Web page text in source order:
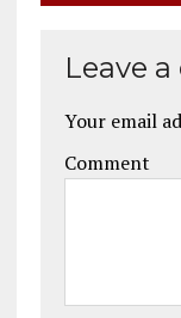
Leave
Your email
Comment